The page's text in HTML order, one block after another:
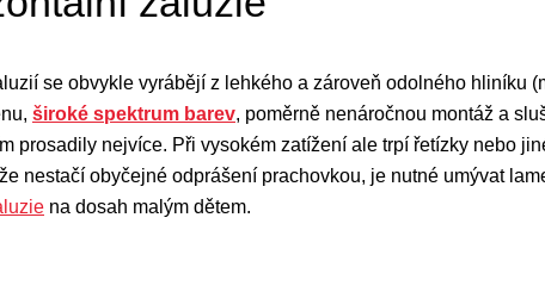
se obvykle vyrábějí z lehkého a zároveň odolného hliníku
široké spektrum barev, poměrně nenáročnou montáž a
prosadily nejvíce. Při vysokém zatížení ale trpí řetízky nebo
nestačí obyčejné odprášení prachovkou, je nutné umývat
na dosah malým dětem.